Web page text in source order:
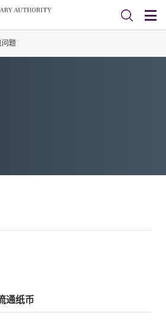
问题
通纸币